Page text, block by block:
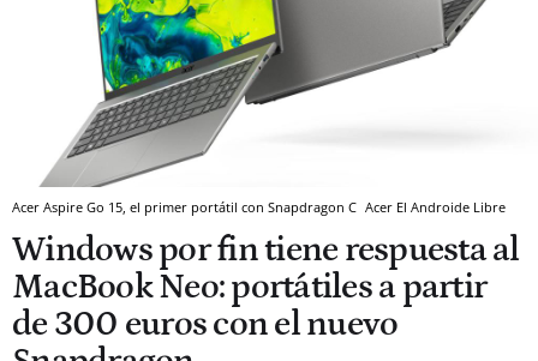
Acer Aspire Go 15, el primer portátil con Snapdragon C Acer El Androide Libre
Windows por fin tiene respuesta al
MacBook Neo: portátiles a partir
de 300 euros con el nuevo